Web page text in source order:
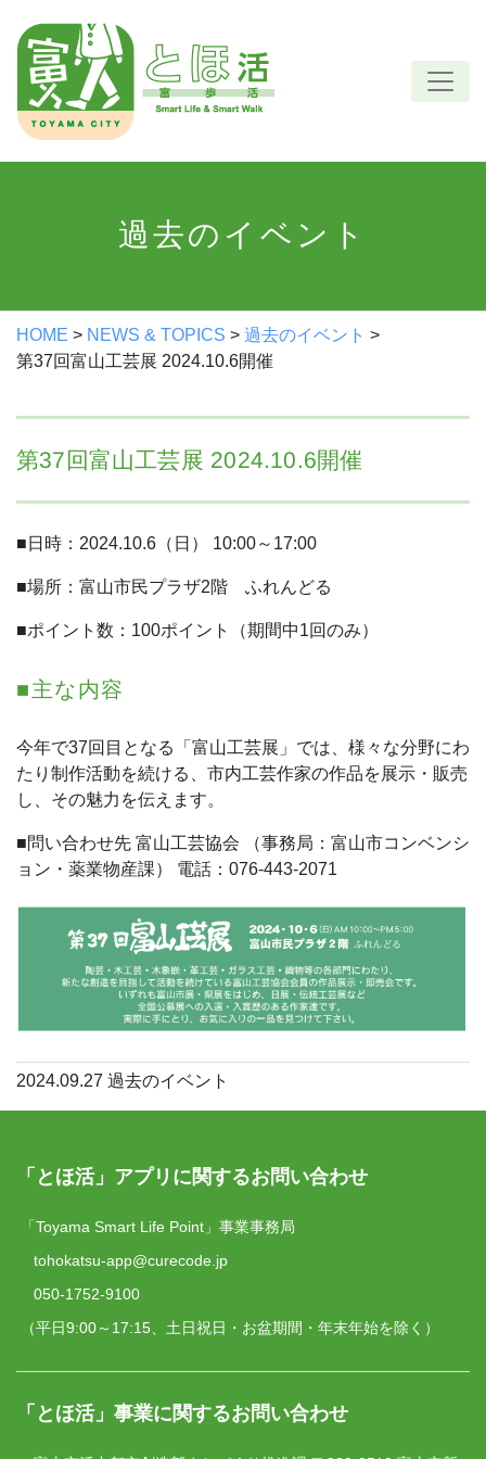
content
過去のイベント
HOME > NEWS & TOPICS > 過去のイベント >
第37回富山工芸展 2024.10.6開催
第37回富山工芸展 2024.10.6開催
■日時：2024.10.6（日） 10:00～17:00
■場所：富山市民プラザ2階 ふれんどる
■ポイント数：100ポイント（期間中1回のみ）
■主な内容
今年で37回目となる「富山工芸展」では、様々な分野にわ
たり制作活動を続ける、市内工芸作家の作品を展示・販売
し、その魅力を伝えます。
■問い合わせ先 富山工芸協会 （事務局：富山市コンベンシ
ョン・薬業物産課）
電話：076-443-2071
2024.09.27 過去のイベント
「とほ活」アプリに関するお問い合わせ
「Toyama Smart Life Point」事業事務局
tohokatsu-app@curecode.jp
050-1752-9100
（平日9:00～17:15、土日祝日・お盆期間・年末年始を除く）
「とほ活」事業に関するお問い合わせ